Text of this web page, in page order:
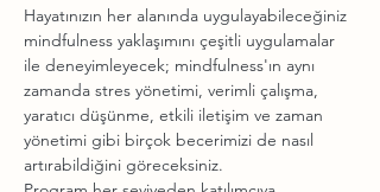
Hayatınızın her alanında uygulayabileceğiniz
mindfulness yaklaşımını çeşitli uygulamalar
ile deneyimleyecek; mindfulness'ın aynı
zamanda stres yönetimi, verimli çalışma,
yaratıcı düşünme, etkili iletişim ve zaman
yönetimi gibi birçok becerimizi de nasıl
artırabildiğini göreceksiniz.